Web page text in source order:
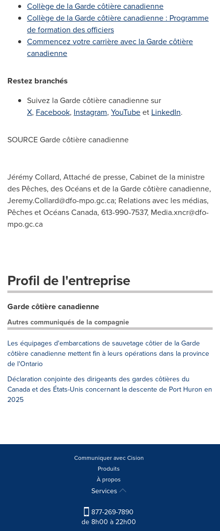
Collège de la Garde côtière canadienne
Collège de la Garde côtière canadienne : Programme
de formation des officiers
Commencez votre carrière avec la Garde côtière
canadienne
Restez branchés
Suivez la Garde côtière canadienne sur
X, Facebook, Instagram, YouTubeet LinkedIn.
SOURCE Garde côtière canadienne
Jérémy Collard, Attaché de presse, Cabinet de la ministre
des Pêches, des Océans et de la Garde côtière canadienne,
Jeremy.Collard@dfo-mpo.gc.ca; Relations avec les médias,
Pêches et Océans Canada, 613-990-7537, Media.xncr@dfo-
mpo.gc.ca
Profil de l'entreprise
Garde côtière canadienne
Autres communiqués de la compagnie
Les équipages d'embarcations de sauvetage côtier de la Garde
côtière canadienne mettent fin à leurs opérations dans la province
de l'Ontario
Déclaration conjointe des dirigeants des gardes côtières du
Canada et des États-Unis concernant la descente de Port Huron en
2025
Communiquer avec Cision
Produits
À propos
Services
877-269-7890
de 8h00 à 22h00